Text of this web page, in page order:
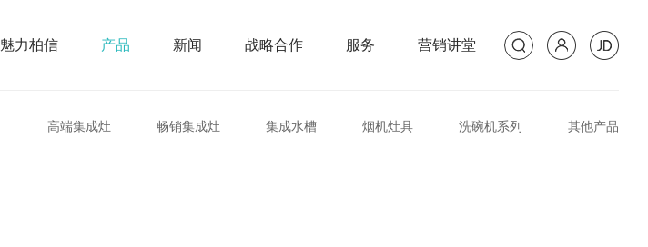
魅力柏信 产品 新闻 战略合作 服务 营销讲堂
高端集成灶 畅销集成灶 集成水槽 烟机灶具 洗碗机系列 其他产品